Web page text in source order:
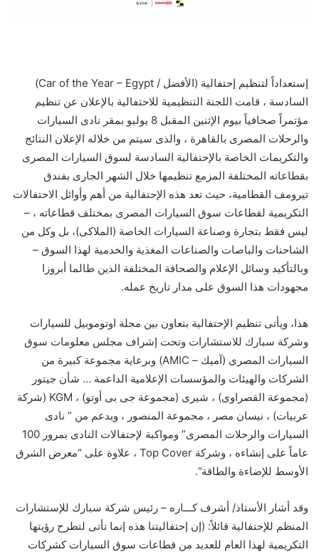
إستعداداً لتنظيم إحتفالية (الأفضل / Car of the Year – Egypt)
السادسة ، قامت اللجنة التنظيمية للاحتفالية بالإعلان عن تنظيم
مؤتمراً صحافياً بيوم الإثنين المقبل 8 يوليو بمقر نادى السيارات
والرحلات المصرى بالقاهرة ، والذى سيتم من خلاله الإعلان النتائج
والتكريمات الخاصة بالإحتفالية السادسة لسوق السيارات المصرى
بقطاعاته المختلفة المزمع تنظيمها خلال الشهر الجارى بفندق
تيرومف القطامية، حيث تعد هذه الإحتفالية من أهم وأوائل الاحتفالات
التكريمية لقطاعات سوق السيارات المصرى بمختلف قطاعاته ، –
ليس فقط بتجارة وصناعة السيارات الخاصة (الملاكى)، بل وكل من
الشاحنات والباصات والصناعات المغذية والخدمية لهذا السوق –
وبالتأكيد وسائل الإعلام والصحافة المختلفة الذين طالما أبروزا
مجهودات هذا السوق على مدار تاريخ عمله.
هذا، ويأتى تنظيم الإحتفالية بتعاون بين مجلة اوتوموبيل للسيارات
وشركة سبارك للاستشارات وتحت إشراف مجلس معلومات سوق
السيارات المصرى (آميك – AMIC) وبرعاية مجموعة كبيرة من
الشركات والهيئات والمؤسسات الإعلامية الداعمة … شأن جيتور
(مجموعة القصراوى) ، شيرى (مجموعة جى بى أوتو) ، KGM (شركة
عربيات) ، نيسان مصر ، مجموعة المنصور ، وبدعم من ” نادى
السيارات والرحلات المصرى” ومواكبة لإحتفالات النادى بمرور 100
عاماً على إنشاءه ، وشركة Top Cover ، علاوة على “معرض الشرق
الأوسط للإضاءة والطاقة”.
وقد أشار الأستاذ/ أشرف كـــاره – رئيس شركة سبارك للإستشارات
المنظم للإحتفالية قائلاً: (إن إحتفاليتنا هذه إنما تأتى لتطرح رؤيتها
التكريمية لهذا العام للعديد من قطاعات سوق السيارات كشركات